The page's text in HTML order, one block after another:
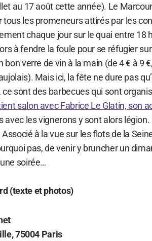
au 17 août cette année). Le
tous les promeneurs attirés par les
chaque jour sur le quai entre 18
à fendre la foule pour se réfugier
bon verre de vin à la main (de 4 € à 9
Mais ici, la fête ne dure pas
sont des barbecues qui sont
salon avec Fabrice Le Glatin, son
avec les vignerons y sont alors légion.
à la vue sur les flots de la
pas, de venir y bruncher un
soirée…
(texte et photos)
75004 Paris